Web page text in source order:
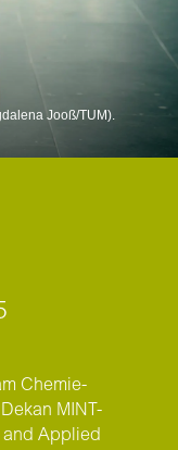
Jooß/TUM).
Chemie-
MINT-
and Applied